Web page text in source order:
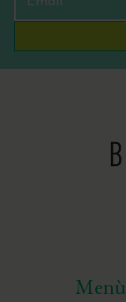
Menù